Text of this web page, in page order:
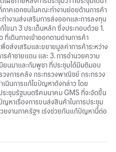
าคเอกชนในคณะทำงานย่อยด้านการค้า
ำงานส่งเสริมการส่งออกและการลงทุน
ขมา 3 ประเด็นหลัก ซึ่งประกอบด้วย 1.
เดินทางเข้าออกตามด่านการค้า
อส่งเสริมและขยายมูลค่าการค้าระหว่าง
รค้าชายแดน และ 3. การอำนวยความ
ยนมาและกัมพูชา ที่ประชุมได้มีมติมอบ
วงการคลัง กระทรวงพาณิชย์ กระทรวง
เนินการแก้ไขปัญหาดังกล่าว โดย
ะชุมรัฐมนตรีคมนาคม GMS ที่จะจัดขึ้น
หาเรื่องการขนส่งสินค้าในการประชุม
ยงานภาครัฐฯ เร่งช่วยกันแก้ปัญหานี้ต่อ